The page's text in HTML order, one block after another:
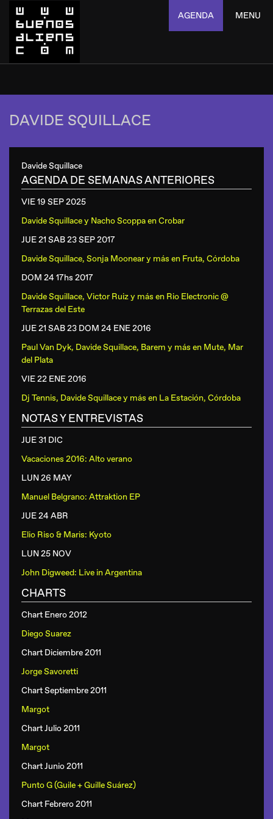
AGENDA MENU
DAVIDE SQUILLACE
Davide Squillace
AGENDA DE SEMANAS ANTERIORES
VIE 19 SEP2025
Davide Squillace y Nacho ScoppaenCrobar
JUE 21 SAB 23 SEP2017
Davide Squillace, Sonja Moonear y más en Fruta, Córdoba
DOM 24 17hs 2017
Davide Squillace, Victor Ruiz y más en Rio Electronic @
Terrazas del Este
JUE 21 SAB 23 DOM 24 ENE2016
Paul Van Dyk, Davide Squillace, Barem y más en Mute, Mar
del Plata
VIE 22 ENE2016
Dj Tennis, Davide Squillace y más en La Estación, Córdoba
NOTAS Y ENTREVISTAS
JUE 31 DIC
Vacaciones 2016: Alto verano
LUN 26 MAY
Manuel Belgrano: Attraktion EP
JUE 24 ABR
Elio Riso & Maris: Kyoto
LUN 25 NOV
John Digweed: Live in Argentina
CHARTS
Chart Enero 2012
Diego Suarez
Chart Diciembre 2011
Jorge Savoretti
Chart Septiembre 2011
Margot
Chart Julio 2011
Margot
Chart Junio 2011
Punto G (Guile + Guille Suárez)
Chart Febrero 2011